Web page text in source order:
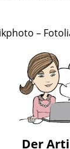
–
Der